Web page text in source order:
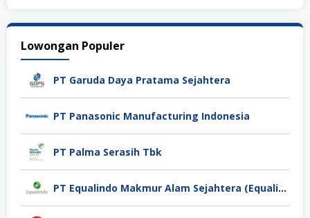
Lowongan Populer
PT Garuda Daya Pratama Sejahtera
PT Panasonic Manufacturing Indonesia
PT Palma Serasih Tbk
PT Equalindo Makmur Alam Sejahtera (Equalindo Group)